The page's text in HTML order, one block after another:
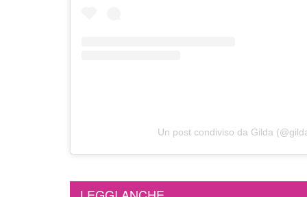
Un post condiviso da Gilda